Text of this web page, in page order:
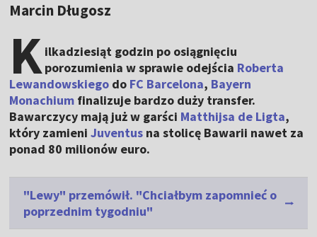
Marcin Długosz
Kilkadziesiąt godzin po osiągnięciu
porozumienia w sprawie odejścia Roberta
Lewandowskiego do FC Barcelona, Bayern
Monachium finalizuje bardzo duży transfer.
Bawarczycy mają już w garści Matthijsa de Ligta,
który zamieniJuventus na stolicę Bawarii nawet za
ponad 80 milionów euro.
"Lewy" przemówił. "Chciałbym zapomnieć o
poprzednim tygodniu"